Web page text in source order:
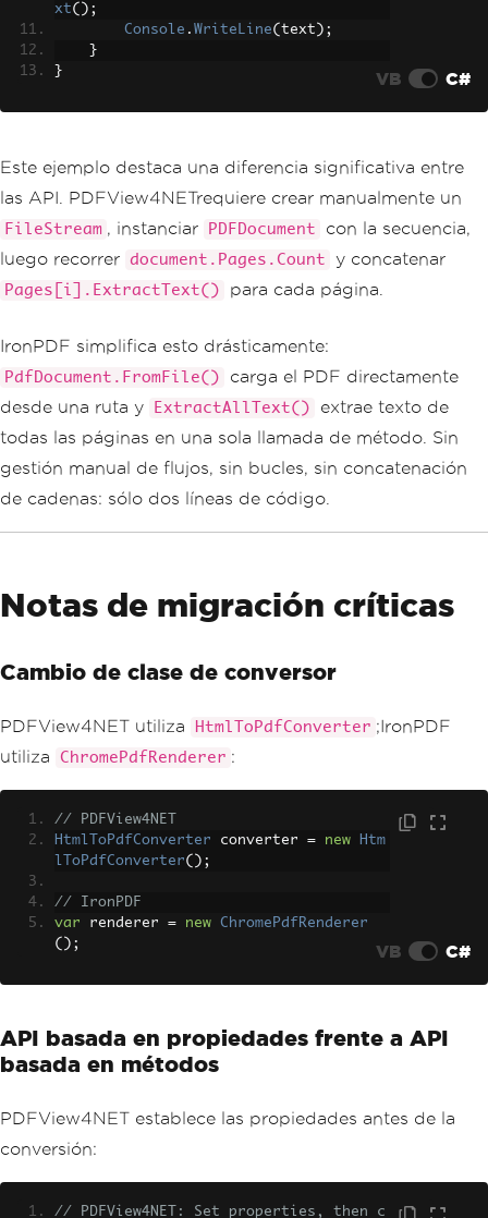
xt();
Console . WriteLine( text );
}
}
VB C#
Este ejemplo destaca una diferencia significativa entre
las API. PDFView4NETrequiere crear manualmente un
FileStream , instanciar PDFDocument
con la secuencia,
luego recorrer document.Pages.Count y concatenar
Pages[i].ExtractText() para cada página.
IronPDF simplifica esto drásticamente:
PdfDocument.FromFile()
carga el PDF directamente
desde una ruta y
ExtractAllText()
extrae texto de
todas las páginas en una sola llamada de método. Sin
gestión manual de flujos, sin bucles, sin concatenación
de cadenas: sólo dos líneas de código.
Notas de migración críticas
Cambio de clase de conversor
PDFView4NET utiliza HtmlToPdfConverter ;IronPDF
utiliza
ChromePdfRenderer :
// PDFView4NET
HtmlToPdfConverter converter = new
Htm
lToPdfConverter();
// IronPDF
var renderer = new
ChromePdfRenderer
();
VB C#
API basada en propiedades frente a API
basada en métodos
PDFView4NET establece las propiedades antes de la
conversión:
// PDFView4NET: Set properties, then c